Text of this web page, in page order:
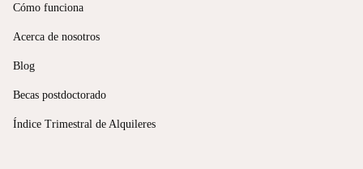
Cómo funciona
Acerca de nosotros
Blog
Becas postdoctorado
Índice Trimestral de Alquileres